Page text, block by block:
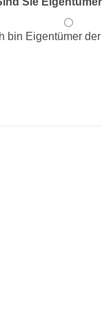
bin Eigentümer